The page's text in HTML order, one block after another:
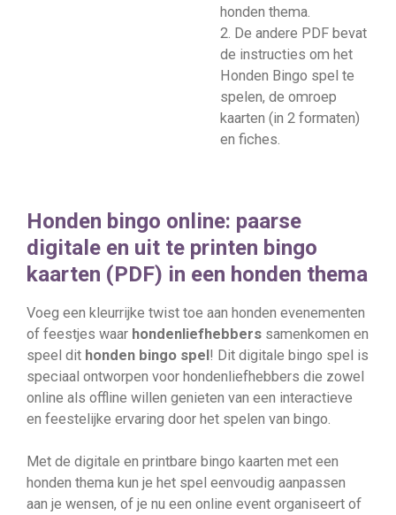
honden thema.
2. De andere PDF bevat
de instructies om het
Honden Bingo spel te
spelen, de omroep
kaarten (in 2 formaten)
en fiches.
Honden bingo online: paarse
digitale en uit te printen bingo
kaarten (PDF) in een honden thema
Voeg een kleurrijke twist toe aan honden evenementen
of feestjes waar hondenliefhebbers samenkomen en
speel dit honden bingo spel! Dit digitale bingo spel is
speciaal ontworpen voor hondenliefhebbers die zowel
online als offline willen genieten van een interactieve
en feestelijke ervaring door het spelen van bingo.
Met de digitale en printbare bingo kaarten met een
honden thema kun je het spel eenvoudig aanpassen
aan je wensen, of je nu een online event organiseert of